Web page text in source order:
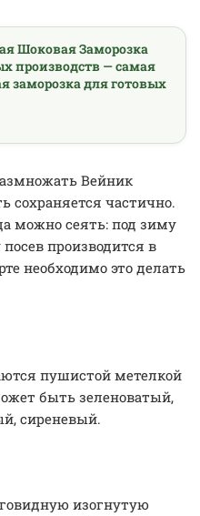
Шоковая Заморозка
производств — самая
заморозка для готовых
Вейник
сохраняется частично.
можно сеять: под зиму
производится в
необходимо это делать
пушистой метелкой
быть зеленоватый,
сиреневый.
изогнутую